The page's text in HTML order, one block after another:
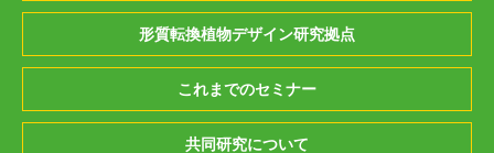
形質転換植物デザイン研究拠点
これまでのセミナー
共同研究について